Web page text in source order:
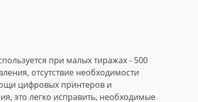
при малых тиражах - 500
отсутствие необходимости
цифровых принтеров и
это легко исправить, необходимые